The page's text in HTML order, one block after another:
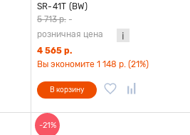
SR-41T (BW)
5 713 р. -
розничная цена
4 565 р.
Вы экономите 1 148 р. (21%)
В корзину
-21%